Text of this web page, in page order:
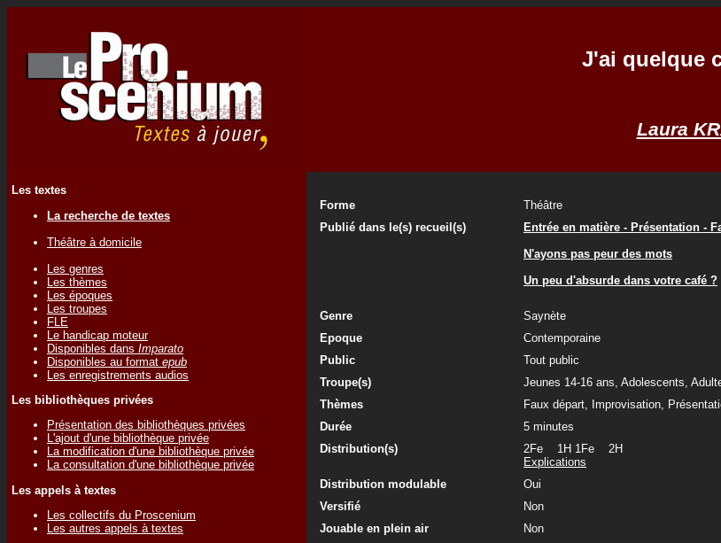
J'ai quelque
Laura
Les textes
La recherche de textes
Théâtre à domicile
Les genres
Les thèmes
Les époques
Les troupes
FLE
Le handicap moteur
Disponibles dans Imparato
Disponibles au format epub
Les enregistrements audios
Les bibliothèques privées
Présentation des bibliothèques privées
L'ajout d'une bibliothèque privée
La modification d'une bibliothèque privée
La consultation d'une bibliothèque privée
Les appels à textes
Les collectifs du Proscenium
Les autres appels à textes
Forme
Théâtre
Publié dans le(s) recueil(s)
Entrée en matière - Présentation -
N'ayons pas peur des mots
Un peu d'absurde dans votre café ?
Genre
Saynète
Epoque
Contemporaine
Public
Tout public
Troupe(s)
Jeunes 14-16 ans, Adolescents,
Thèmes
Faux départ, Improvisation,
Durée
5 minutes
Distribution(s)
2Fe 1H 1Fe 2H
Explications
Distribution modulable
Oui
Versifié
Non
Jouable en plein air
Non